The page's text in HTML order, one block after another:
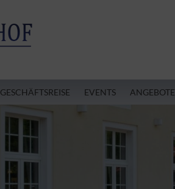
GESCHÄFTSREISE EVENTS ANGEBOTE